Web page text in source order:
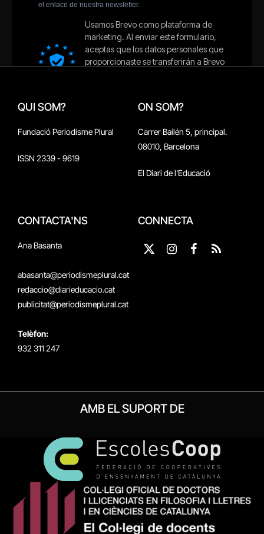
QUI SOM?
Fundació Periodisme Plural
ISSN 2339 - 9619
ON SOM?
Carrer Bailén 5, principal.
08010, Barcelona
El Diari de l'Educació
CONTACTA'NS
Ana Basanta
abasanta@periodismeplural.cat
redaccio@diarieducacio.cat
publicitat@periodismeplural.cat
Telèfon:
932 311 247
CONNECTA
X
Instagram
Facebook
RSS
AMB EL SUPORT DE